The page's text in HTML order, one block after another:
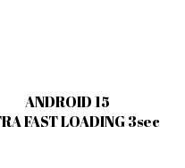
ANDROID 15
FAST LOADING 3sec